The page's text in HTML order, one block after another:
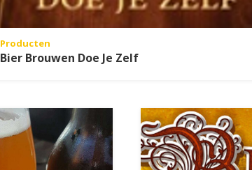
Producten
Bier Brouwen Doe Je Zelf